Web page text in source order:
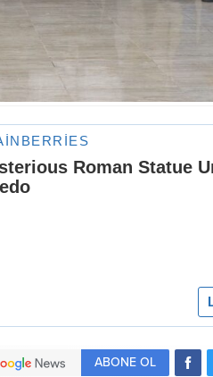
ABONE OL